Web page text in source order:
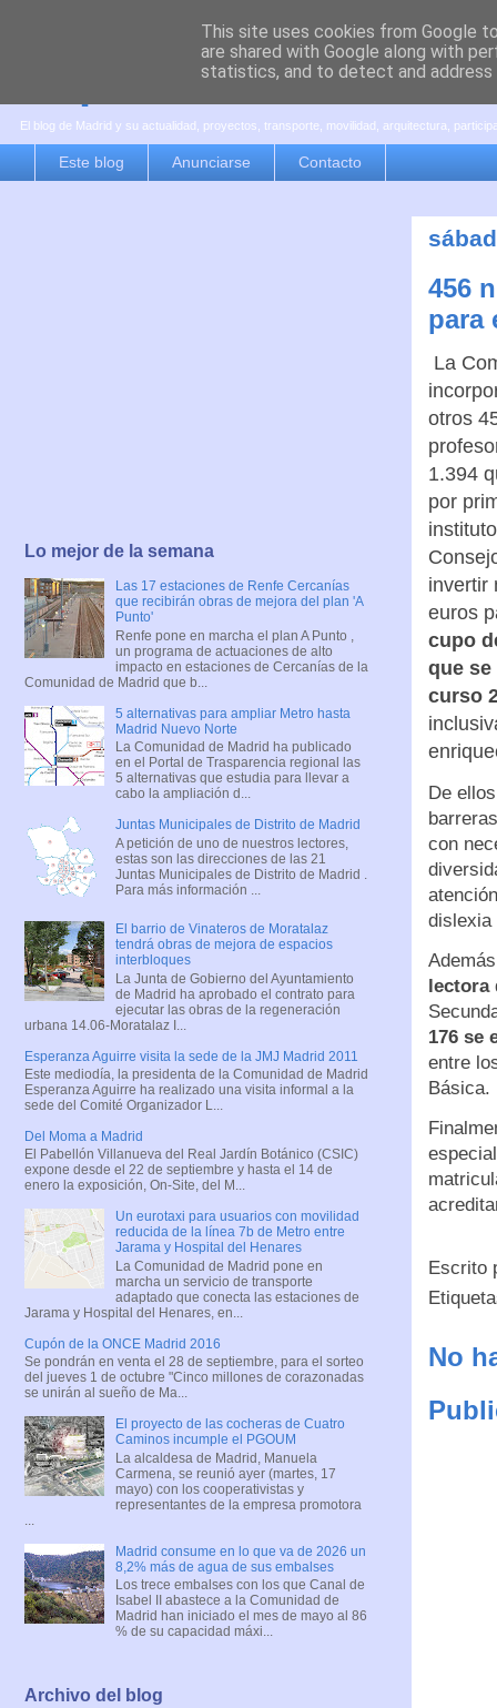
es por madrid
El blog de Madrid y su actualidad, proyectos, transporte, movilidad, arquitectura,
Este blog Anunciarse Contacto
456
para
La
otros
1.394
por
invertir
euros
cupo
que
curso
De
con
dislexia
lectora
176 se
entre
Básica.
Escrito
No
Lo mejor de la semana
Las 17 estaciones de Renfe Cercanías
que recibirán obras de mejora del plan 'A
Punto'
Renfe pone en marcha el plan A Punto ,
un programa de actuaciones de alto
impacto en estaciones de Cercanías de la
Comunidad de Madrid que b...
5 alternativas para ampliar Metro hasta
Madrid Nuevo Norte
La Comunidad de Madrid ha publicado
en el Portal de Trasparencia regional las
5 alternativas que estudia para llevar a
cabo la ampliación d...
Juntas Municipales de Distrito de Madrid
A petición de uno de nuestros lectores,
estas son las direcciones de las 21
Juntas Municipales de Distrito de Madrid .
Para más información ...
El barrio de Vinateros de Moratalaz
tendrá obras de mejora de espacios
interbloques
La Junta de Gobierno del Ayuntamiento
de Madrid ha aprobado el contrato para
ejecutar las obras de la regeneración
urbana 14.06-Moratalaz I...
Esperanza Aguirre visita la sede de la JMJ Madrid 2011
Este mediodía, la presidenta de la Comunidad de Madrid
Esperanza Aguirre ha realizado una visita informal a la
sede del Comité Organizador L...
Del Moma a Madrid
El Pabellón Villanueva del Real Jardín Botánico (CSIC)
expone desde el 22 de septiembre y hasta el 14 de
enero la exposición, On-Site, del M...
Un eurotaxi para usuarios con movilidad
reducida de la línea 7b de Metro entre
Jarama y Hospital del Henares
La Comunidad de Madrid pone en
marcha un servicio de transporte
adaptado que conecta las estaciones de
Jarama y Hospital del Henares, en...
Cupón de la ONCE Madrid 2016
Se pondrán en venta el 28 de septiembre, para el sorteo
del jueves 1 de octubre "Cinco millones de corazonadas
se unirán al sueño de Ma...
El proyecto de las cocheras de Cuatro
Caminos incumple el PGOUM
La alcaldesa de Madrid, Manuela
Carmena, se reunió ayer (martes, 17
mayo) con los cooperativistas y
representantes de la empresa promotora
Madrid consume en lo que va de 2026 un
8,2% más de agua de sus embalses
Los trece embalses con los que Canal de
Isabel II abastece a la Comunidad de
Madrid han iniciado el mes de mayo al 86
% de su capacidad máxi...
Archivo del blog
This site uses cookies from Google
are shared with Google along with
statistics, and to detect and address